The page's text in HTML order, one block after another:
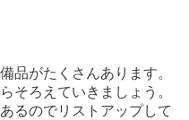
品がたくさんあります。
そろえていきましょう。
るのでリストアップして